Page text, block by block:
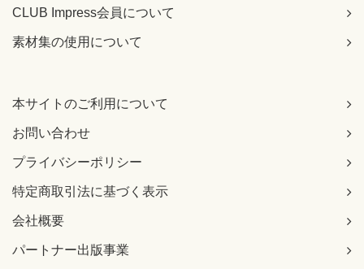
CLUB Impress会員について
素材集の使用について
本サイトのご利用について
お問い合わせ
プライバシーポリシー
特定商取引法に基づく表示
会社概要
パートナー出版事業